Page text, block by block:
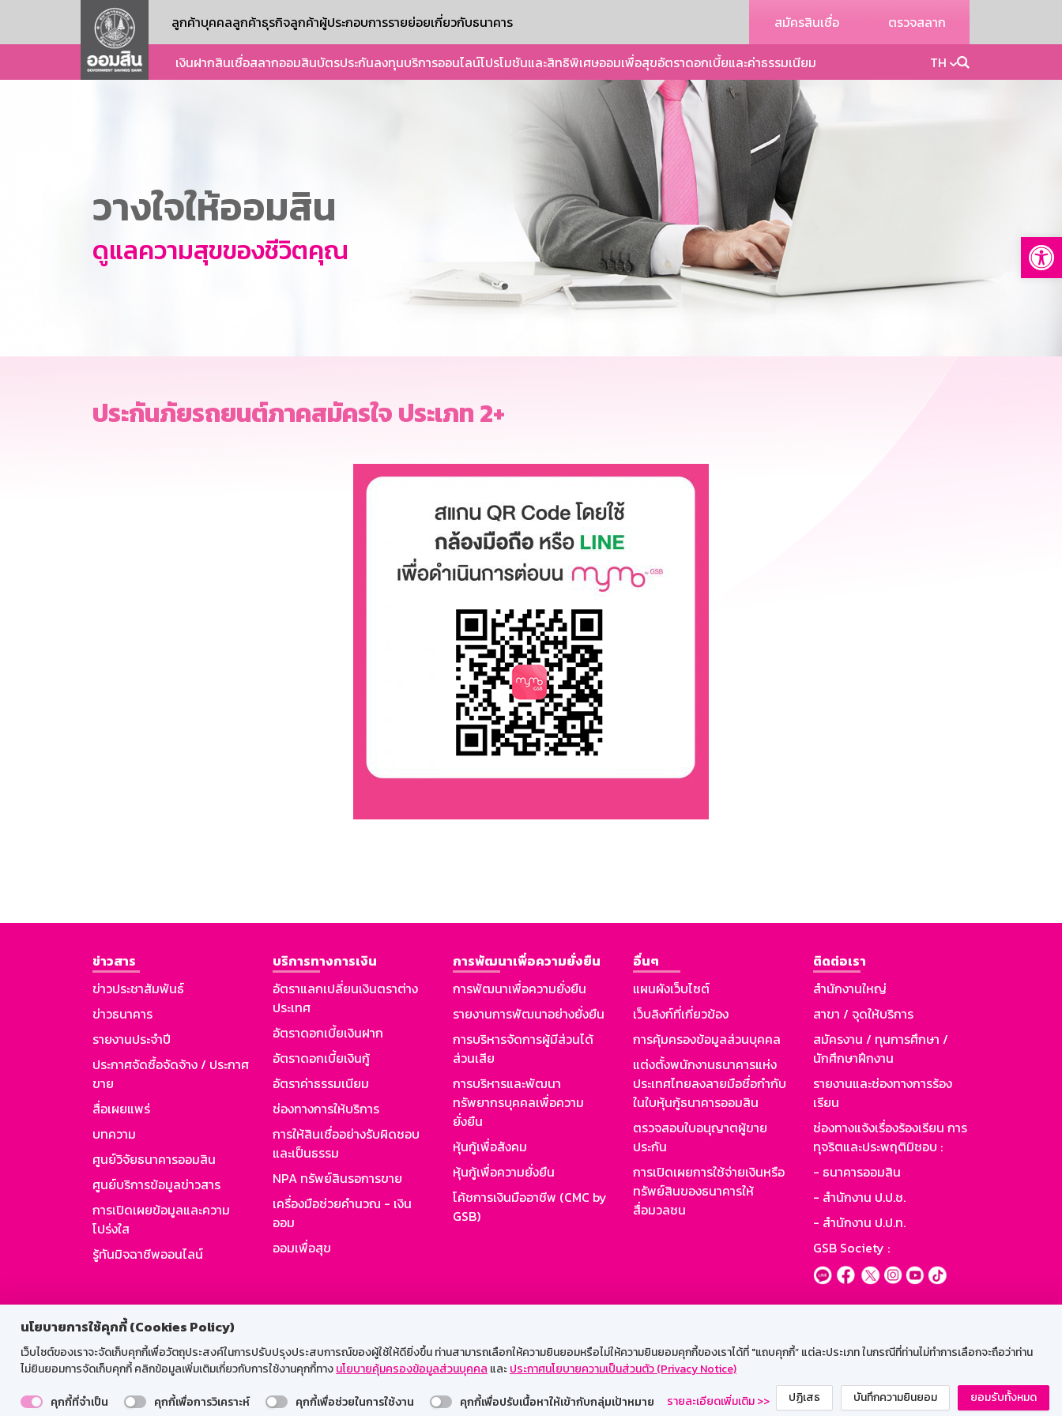
นโยบายการใช้คุกกี้ (Cookies Policy)
เว็บไซต์ของเราจะจัดเก็บคุกกี้เพื่อวัตถุประสงค์ในการปรับปรุงประสบการณ์ของผู้ใช้ให้ดียิ่งขึ้น ท่านสามารถเลือกให้ความยินยอมหรือไม่ให้ความยินยอมคุกกี้ของเราได้ที่ "แถบคุกกี้” แต่ละประเภท ในกรณีที่ท่านไม่ทำการเลือกจะถือว่าท่าน
ไม่ยินยอมการจัดเก็บคุกกี้ คลิกข้อมูลเพิ่มเติมเกี่ยวกับการใช้งานคุกกี้ทางนโยบายคุ้มครองข้อมูลส่วนบุคคล และประกาศนโยบายความเป็นส่วนตัว (Privacy Notice)
คุกกี้ที่จำเป็น
คุกกี้เพื่อการวิเคราะห์ คุกกี้เพื่อช่วยในการใช้งาน คุกกี้เพื่อปรับเนื้อหาให้เข้ากับกลุ่มเป้าหมาย รายละเอียดเพิ่มเติม >> ปฏิเสธ บันทึกความยินยอม ยอมรับทั้งหมด
ลูกค้าบุคคลลูกค้าธุรกิจลูกค้าผู้ประกอบการรายย่อยเกี่ยวกับธนาคาร สมัครสินเชื่อ ตรวจสลาก
เงินฝากสินเชื่อสลากออมสินบัตรประกันลงทุนบริการออนไลน์โปรโมชันและสิทธิพิเศษออมเพื่อสุขอัตราดอกเบี้ยและค่าธรรมเนียม TH
วางใจให้ออมสิน
ดูแลความสุขของชีวิตคุณ
ประกันภัยรถยนต์ภาคสมัครใจ ประเภท 2+
ข่าวสาร
ข่าวประชาสัมพันธ์
ข่าวธนาคาร
รายงานประจำปี
ประกาศจัดซื้อจัดจ้าง / ประกาศ
ขาย
สื่อเผยแพร่
บทความ
ศูนย์วิจัยธนาคารออมสิน
ศูนย์บริการข้อมูลข่าวสาร
การเปิดเผยข้อมูลและความ
โปร่งใส
รู้ทันมิจฉาชีพออนไลน์
บริการทางการเงิน
อัตราแลกเปลี่ยนเงินตราต่าง
ประเทศ
อัตราดอกเบี้ยเงินฝาก
อัตราดอกเบี้ยเงินกู้
อัตราค่าธรรมเนียม
ช่องทางการให้บริการ
การให้สินเชื่ออย่างรับผิดชอบ
และเป็นธรรม
NPA ทรัพย์สินรอการขาย
เครื่องมือช่วยคำนวณ - เงิน
ออม
ออมเพื่อสุข
การพัฒนาเพื่อความยั่งยืน
การพัฒนาเพื่อความยั่งยืน
รายงานการพัฒนาอย่างยั่งยืน
การบริหารจัดการผู้มีส่วนได้
ส่วนเสีย
การบริหารและพัฒนา
ทรัพยากรบุคคลเพื่อความ
ยั่งยืน
หุ้นกู้เพื่อสังคม
หุ้นกู้เพื่อความยั่งยืน
โค้ชการเงินมืออาชีพ (CMC by
GSB)
อื่นๆ
แผนผังเว็บไซต์
เว็บลิงก์ที่เกี่ยวข้อง
การคุ้มครองข้อมูลส่วนบุคคล
แต่งตั้งพนักงานธนาคารแห่ง
ประเทศไทยลงลายมือชื่อกำกับ
ในใบหุ้นกู้ธนาคารออมสิน
ตรวจสอบใบอนุญาตผู้ขาย
ประกัน
การเปิดเผยการใช้จ่ายเงินหรือ
ทรัพย์สินของธนาคารให้
สื่อมวลชน
ติดต่อเรา
สำนักงานใหญ่
สาขา / จุดให้บริการ
สมัครงาน / ทุนการศึกษา /
นักศึกษาฝึกงาน
รายงานและช่องทางการร้อง
เรียน
ช่องทางแจ้งเรื่องร้องเรียน การ
ทุจริตและประพฤติมิชอบ :
- ธนาคารออมสิน
- สำนักงาน ป.ป.ช.
- สำนักงาน ป.ป.ท.
GSB Society :
รองรับการใช้งานได้ดีบนเว็บบราวเซอร์